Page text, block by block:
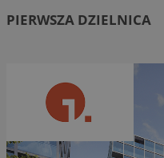
PIERWSZA DZIELNICA